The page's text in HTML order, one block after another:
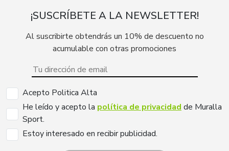
¡SUSCRÍBETE A LA NEWSLETTER!
Al suscribirte obtendrás un 10% de descuento no
acumulable con otras promociones
Acepto Politica Alta
He leído y acepto la política de privacidad de Muralla
Sport.
Estoy interesado en recibir publicidad.